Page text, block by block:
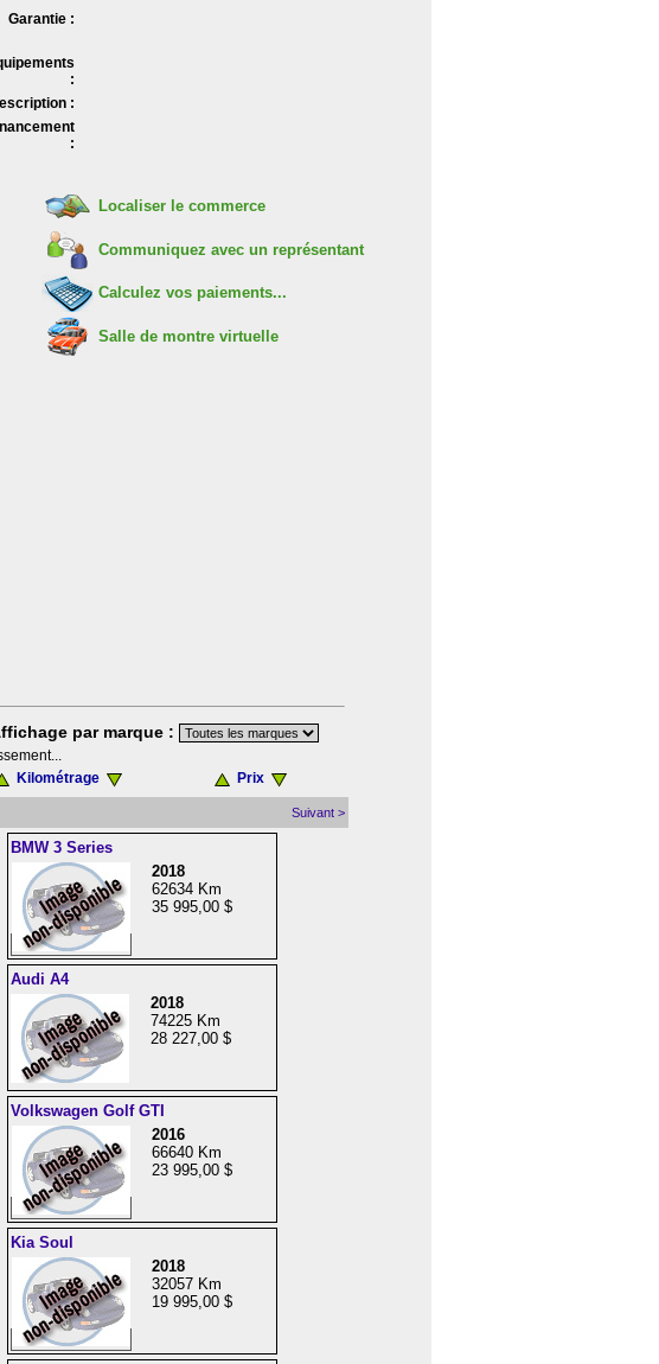
Garantie :
:
:
:
Localiser le commerce
Communiquez avec un représentant
Calculez vos paiements...
Salle de montre virtuelle
par marque :
Kilométrage Prix
Suivant >
BMW 3 Series
2018
62634 Km
35 995,00 $
Audi A4
2018
74225 Km
28 227,00 $
Volkswagen Golf GTI
2016
66640 Km
23 995,00 $
Kia Soul
2018
32057 Km
19 995,00 $